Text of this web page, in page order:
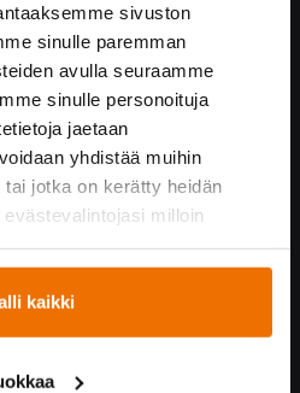
sivuston
sinulle paremman
avulla seuraamme
sinulle personoituja
jaetaan
yhdistää muihin
jotka on kerätty heidän
milloin
kaikki
yrityksenä
historiaa
Hukassa
Hukkaan
suosittelee!